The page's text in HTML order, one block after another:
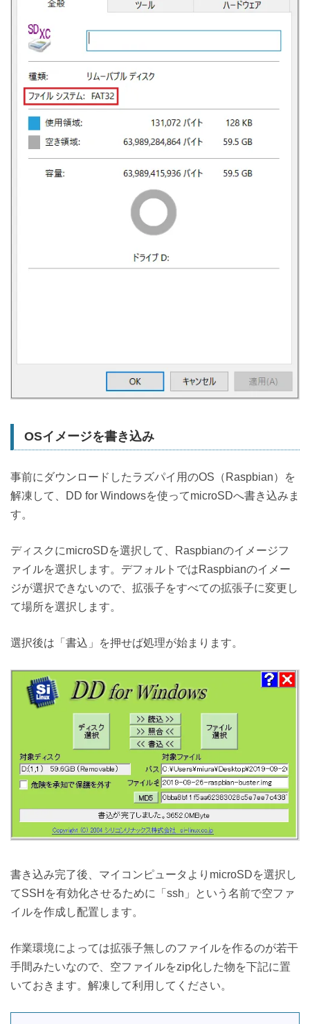
OSイメージを書き込み
事前にダウンロードしたラズパイ用のOS（Raspbian）を
解凍して、DD for Windowsを使ってmicroSDへ書き込みま
す。
ディスクにmicroSDを選択して、Raspbianのイメージフ
ァイルを選択します。デフォルトではRaspbianのイメー
ジが選択できないので、拡張子をすべての拡張子に変更し
て場所を選択します。
選択後は「書込」を押せば処理が始まります。
書き込み完了後、マイコンピュータよりmicroSDを選択し
てSSHを有効化させるために「ssh」という名前で空ファ
イルを作成し配置します。
作業環境によっては拡張子無しのファイルを作るのが若干
手間みたいなので、空ファイルをzip化した物を下記に置
いておきます。解凍して利用してください。